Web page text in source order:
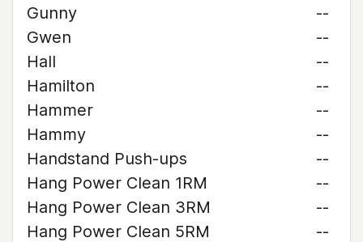
Gunny
--
Gwen
--
Hall
--
Hamilton
--
Hammer
--
Hammy
--
Handstand Push-ups
--
Hang Power Clean 1RM
--
Hang Power Clean 3RM
--
Hang Power Clean 5RM
--